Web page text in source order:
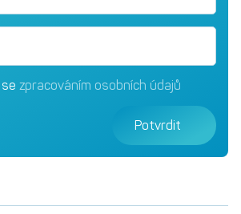
zpracováním osobních údajů
Potvrdit